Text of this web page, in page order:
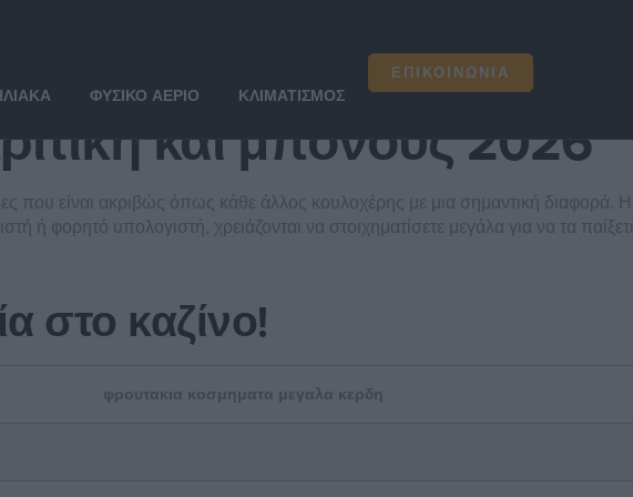
ΦΥΣΙΚΌ ΑΈΡΙΟ ΚΛΙΜΑΤΙΣΜΌΣ
ΕΠΙΚΟΙΝΩΝΊΑ
και μπονους 2026
και μπονους 2026
που είναι ακριβώς όπως κάθε άλλος κουλοχέρης με μια σημαντική διαφορά. Η
ή φορητό υπολογιστή, χρειάζονται να στοιχηματίσετε μεγάλα για να τα
στο καζίνο!
φρουτακια κοσμηματα μεγαλα κερδη